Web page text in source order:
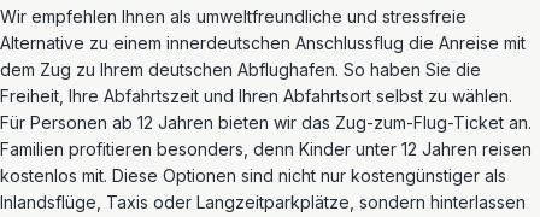
Wir empfehlen Ihnen als umweltfreundliche und stressfreie
Alternative zu einem innerdeutschen Anschlussflug die Anreise mit
dem Zug zu Ihrem deutschen Abflughafen. So haben Sie die
Freiheit, Ihre Abfahrtszeit und Ihren Abfahrtsort selbst zu wählen.
Für Personen ab 12 Jahren bieten wir das Zug-zum-Flug-Ticket an.
Familien profitieren besonders, denn Kinder unter 12 Jahren reisen
kostenlos mit. Diese Optionen sind nicht nur kostengünstiger als
Inlandsflüge, Taxis oder Langzeitparkplätze, sondern hinterlassen